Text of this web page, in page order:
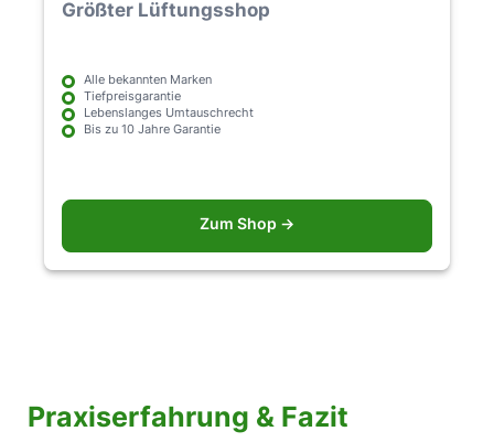
Größter Lüftungsshop
Alle bekannten Marken
Tiefpreisgarantie
Lebenslanges Umtauschrecht
Bis zu 10 Jahre Garantie
Zum Shop →
Praxiserfahrung & Fazit